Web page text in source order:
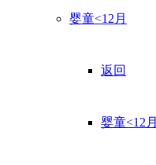
婴童<12月
返回
婴童<12月